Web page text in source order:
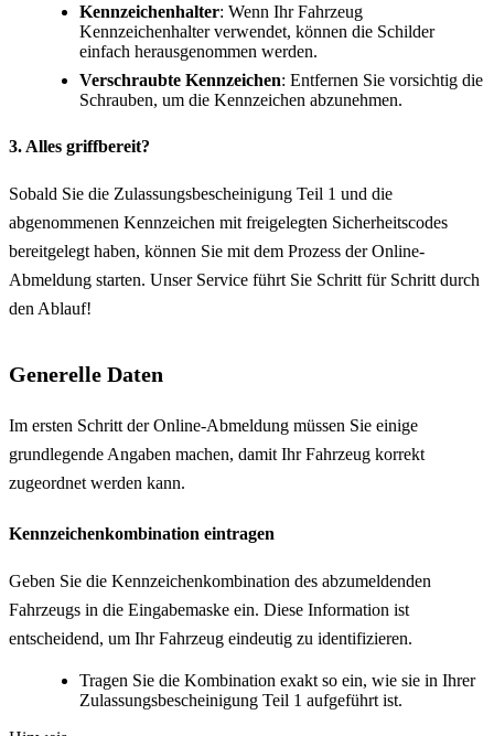
Kennzeichenhalter: Wenn Ihr Fahrzeug
Kennzeichenhalter verwendet, können die Schilder
einfach herausgenommen werden.
Verschraubte Kennzeichen: Entfernen Sie vorsichtig die
Schrauben, um die Kennzeichen abzunehmen.
3. Alles griffbereit?
Sobald Sie die Zulassungsbescheinigung Teil 1 und die
abgenommenen Kennzeichen mit freigelegten Sicherheitscodes
bereitgelegt haben, können Sie mit dem Prozess der Online-
Abmeldung starten. Unser Service führt Sie Schritt für Schritt durch
den Ablauf!
Generelle Daten
Im ersten Schritt der Online-Abmeldung müssen Sie einige
grundlegende Angaben machen, damit Ihr Fahrzeug korrekt
zugeordnet werden kann.
Kennzeichenkombination eintragen
Geben Sie die Kennzeichenkombination des abzumeldenden
Fahrzeugs in die Eingabemaske ein. Diese Information ist
entscheidend, um Ihr Fahrzeug eindeutig zu identifizieren.
Tragen Sie die Kombination exakt so ein, wie sie in Ihrer
Zulassungsbescheinigung Teil 1 aufgeführt ist.